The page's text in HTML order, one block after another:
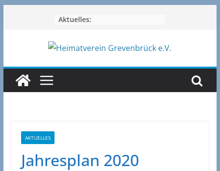
Aktuelles:
AKTUELLES
Jahresplan 2020